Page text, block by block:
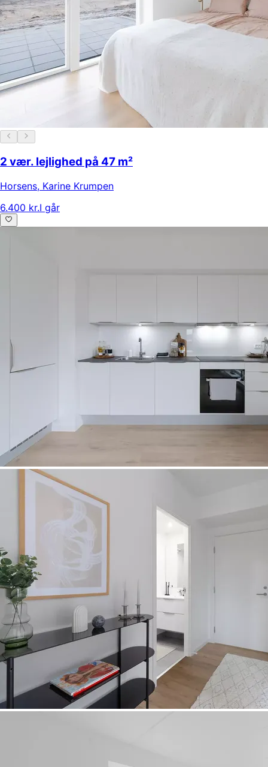
2 vær. lejlighed på 47 m²
Horsens, Karine Krumpen
6.400 kr.I går